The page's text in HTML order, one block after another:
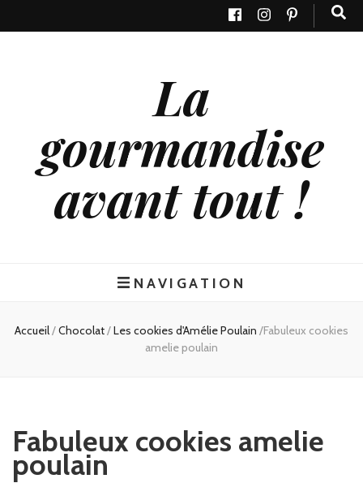
La
gourmandise
avant tout !
NAVIGATION
Accueil/Chocolat/Les cookies d'Amélie Poulain /Fabuleux cookies
amelie poulain
Fabuleux cookies amelie
poulain